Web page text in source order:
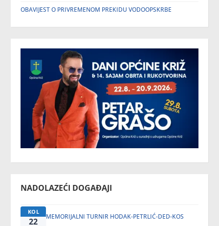
OBAVIJEST O PRIVREMENOM PREKIDU VODOOPSKRBE
NADOLAZEĆI DOGAĐAJI
KOL
22 MEMORIJALNI TURNIR HODAK-PETRLIĆ-DED-KOS